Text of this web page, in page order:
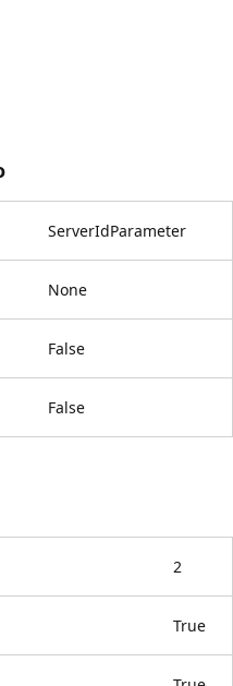
ServerIdParameter
None
False
False
2
True